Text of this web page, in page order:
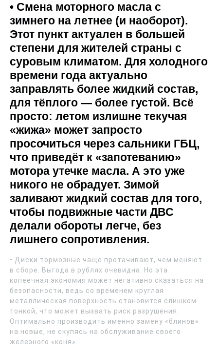
• Смена моторного масла с
зимнего на летнее (и наоборот).
Этот пункт актуален в большей
степени для жителей страны с
суровым климатом. Для холодного
времени года актуально
заправлять более жидкий состав,
для тёплого — более густой. Всё
просто: летом излишне текучая
«жижа» может запросто
просочиться через сальники ГБЦ,
что приведёт к «запотеванию»
мотора утечке масла. А это уже
никого не обрадует. Зимой
заливают жидкий состав для того,
чтобы подвижные части ДВС
делали обороты легче, без
лишнего сопротивления.
• Диски тормозные чаще протачивают, чем меняют
в сборе. Выгода в рублях очевидна. Но эта
копеечная экономия может негативно сказаться на
безопасности, ведь со временем круглая
металлическая поверхность становится слишком
тонкой, что может вызвать риск разрушения.
Оптимально производить именно замену «блинов»
на новые, не скупясь на обслуживание своего
железного «коня».